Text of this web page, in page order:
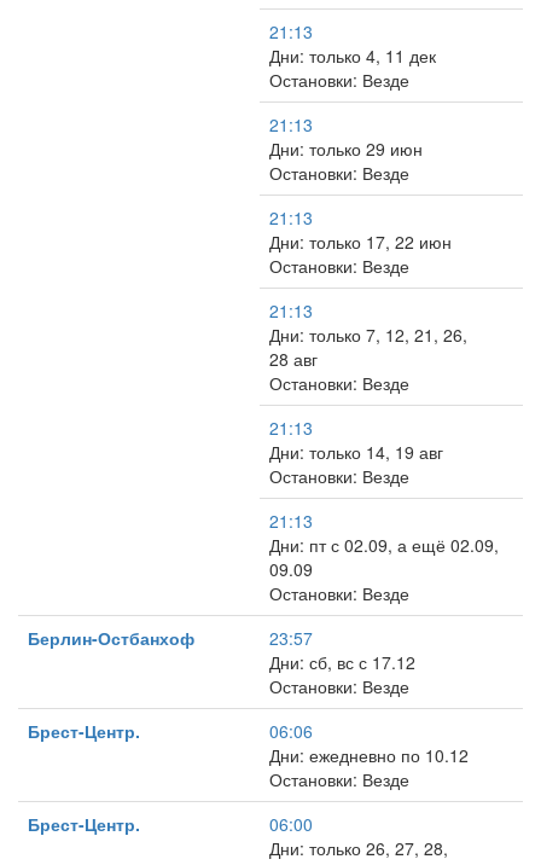
21:13
Дни: только 4, 11 дек
Остановки: Везде
21:13
Дни: только 29 июн
Остановки: Везде
21:13
Дни: только 17, 22 июн
Остановки: Везде
21:13
Дни: только 7, 12, 21, 26,
28 авг
Остановки: Везде
21:13
Дни: только 14, 19 авг
Остановки: Везде
21:13
Дни: пт с 02.09, а ещё 02.09,
09.09
Остановки: Везде
Берлин-Остбанхоф
23:57
Дни: сб, вс с 17.12
Остановки: Везде
Брест-Центр.
06:06
Дни: ежедневно по 10.12
Остановки: Везде
Брест-Центр.
06:00
Дни: только 26, 27, 28,